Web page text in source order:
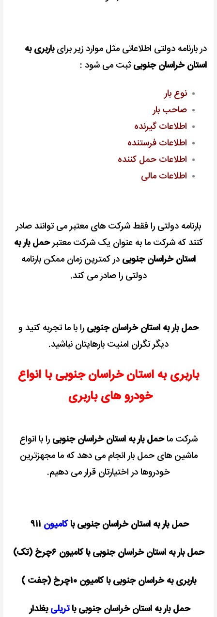
در بارنامه دولتی اطلاعاتی مثل موارد زیر برایباربری به
استان خراسان جنوبیثبت می شود :
نوع بار
صاحب بار
اطلاعات گیرنده
اطلاعات فرستنده
اطلاعات حمل کننده
اطلاعات مالی
بارنامه دولتی را فقط شرکت های معتبر می توانند صادر
کنند که شرکت ما به عنوان یک شرکت معتبرحمل بار به
استان خراسان جنوبی در کمترین زمان ممکن بارنامه
دولتی را صادر می کند.
حمل بار به استان خراسان جنوبی را با ما تجربه کنید و
دیگر نگران امنیت بارهایتان نباشید.
باربری به استان خراسان جنوبی با انواع
خودرو های باربری
شرکت ماحمل بار به استان خراسان جنوبی را با انواع
ماشین های حمل بار انجام می دهد که ما مجهزترین
خودروها در اختیارتان قرار می دهیم.
حمل بار به استان خراسان جنوبی باکامیون ۹۱۱
حمل بار به استان خراسان جنوبی با کامیون ۶چرخ (تک)
باربری به خراسان جنوبی با کامیون ۱۰چرخ (جفت )
حمل بار به استان خراسان جنوبی باتریلی بغلدار